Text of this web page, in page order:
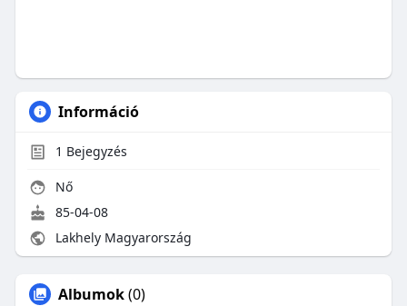
Információ
1 Bejegyzés
Nő
85-04-08
Lakhely Magyarország
Albumok(0)